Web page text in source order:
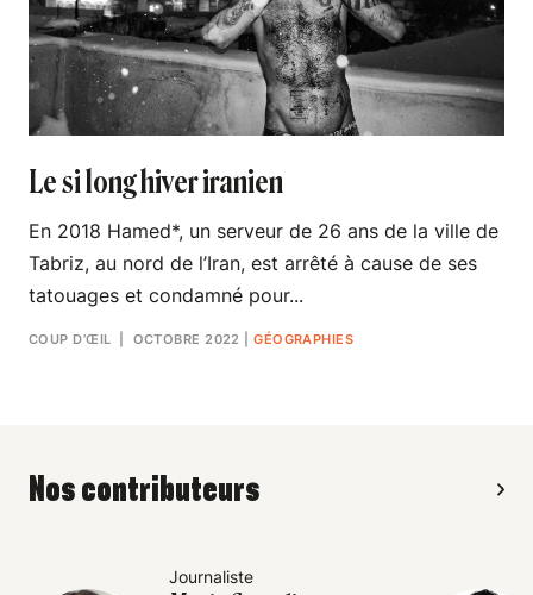
Le si long hiver iranien
En 2018 Hamed*, un serveur de 26 ans de la ville de
Tabriz, au nord de l’Iran, est arrêté à cause de ses
tatouages et condamné pour...
COUP D’ŒIL | OCTOBRE 2022 |GÉOGRAPHIES
Nos contributeurs
Journaliste